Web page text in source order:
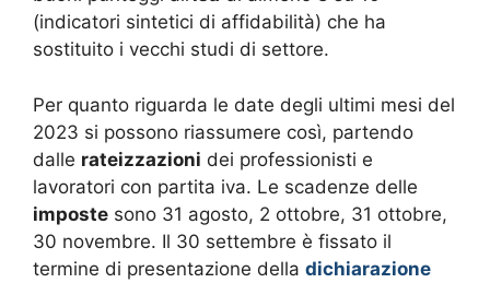
(indicatori sintetici di affidabilità) che ha
sostituito i vecchi studi di settore.
Per quanto riguarda le date degli ultimi mesi del
2023 si possono riassumere così, partendo
dalle rateizzazioni dei professionisti e
lavoratori con partita iva. Le scadenze delle
imposte sono 31 agosto, 2 ottobre, 31 ottobre,
30 novembre. Il 30 settembre è fissato il
termine di presentazione della dichiarazione